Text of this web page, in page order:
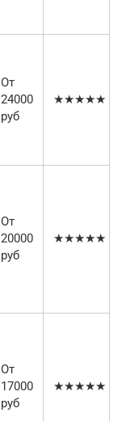
От
24000
руб
★★★★★
От
20000
руб
★★★★★
От
17000
руб
★★★★★